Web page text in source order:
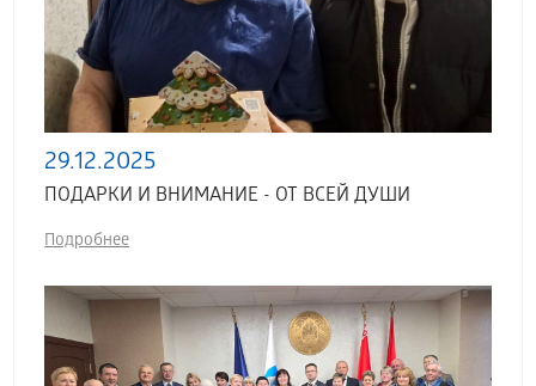
29.12.2025
ПОДАРКИ И ВНИМАНИЕ - ОТ ВСЕЙ ДУШИ
Подробнее